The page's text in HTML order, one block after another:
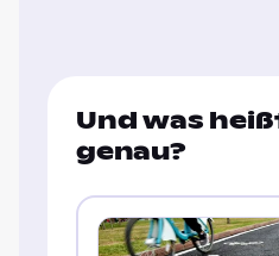
Und was
genau?